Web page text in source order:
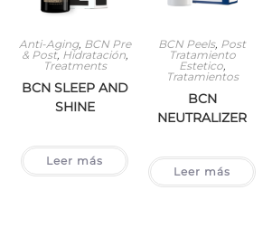
Anti-Aging, BCN Pre
& Post, Hidratación,
Treatments
BCN SLEEP AND
SHINE
Leer más
BCN Peels, Post
Tratamiento
Estetico,
Tratamientos
BCN
NEUTRALIZER
Leer más